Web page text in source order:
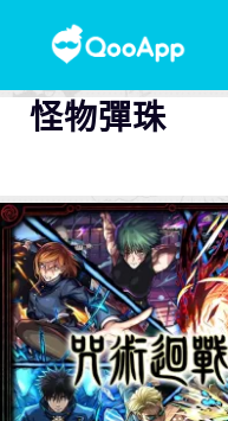
怪物彈珠